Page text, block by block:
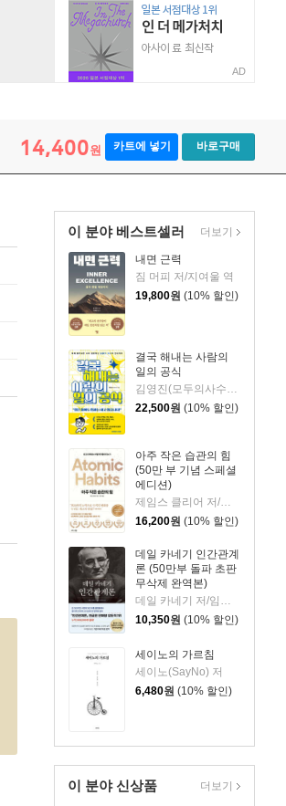
AD
14,400원 카트에 넣기 바로구매
이 분야 베스트셀러
내면 근력
짐 머피 저/지여울 역
19,800원 (10% 할인)
결국 해내는 사람의
일의 공식
김영진(모두의사수) 저
22,500원 (10% 할인)
아주 작은 습관의 힘
(50만 부 기념 스페셜
에디션)
제임스 클리어 저/이한이 역
16,200원 (10% 할인)
데일 카네기 인간관계
론 (50만부 돌파 초판
무삭제 완역본)
데일 카네기 저/임상훈 역
10,350원 (10% 할인)
세이노의 가르침
세이노(SayNo) 저
6,480원 (10% 할인)
더보기
이 분야 신상품 더보기